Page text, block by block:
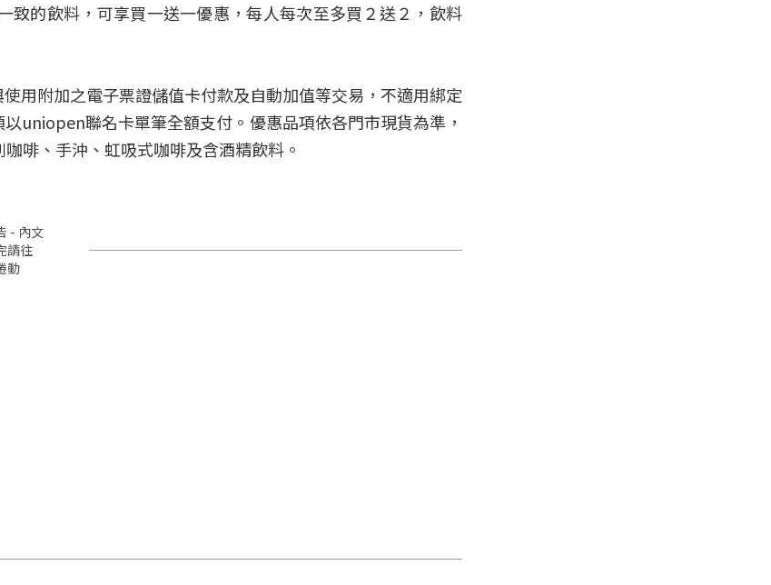
的飲料，可享買一送一優惠，每人每次至多買２送２，飲料
用附加之電子票證儲值卡付款及自動加值等交易，不適用綁定
uniopen聯名卡單筆全額支付。優惠品項依各門市現貨為準，
啡、手沖、虹吸式咖啡及含酒精飲料。
- 內文
請往
動